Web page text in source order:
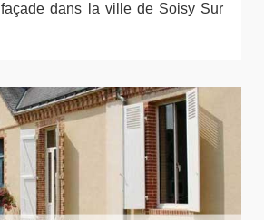
dans la ville de Soisy Sur